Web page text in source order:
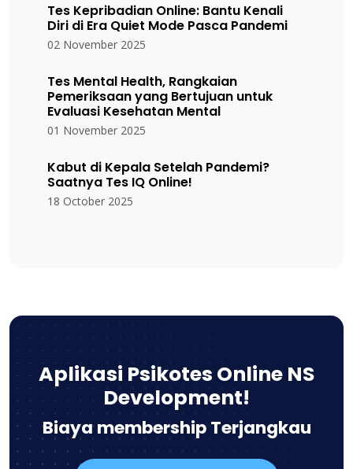
Tes Kepribadian Online: Bantu Kenali
Diri di Era Quiet Mode Pasca Pandemi
02 November 2025
Tes Mental Health, Rangkaian
Pemeriksaan yang Bertujuan untuk
Evaluasi Kesehatan Mental
01 November 2025
Kabut di Kepala Setelah Pandemi?
Saatnya Tes IQ Online!
18 October 2025
Aplikasi Psikotes Online NS
Development!
Biaya membership Terjangkau